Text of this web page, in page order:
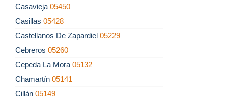
Casavieja 05450
Casillas 05428
Castellanos De Zapardiel 05229
Cebreros 05260
Cepeda La Mora 05132
Chamartín 05141
Cillán 05149